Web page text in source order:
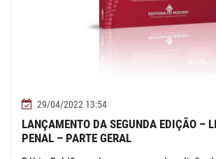
29/04/2022 13:54
LANÇAMENTO DA SEGUNDA EDIÇÃO –
PENAL – PARTE GERAL